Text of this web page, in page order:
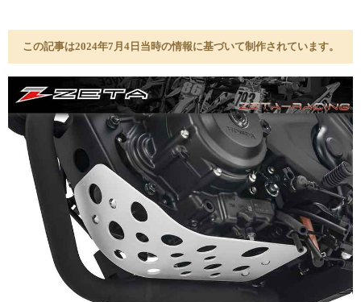
この記事は2024年7月4日当時の情報に基づいて制作されています。